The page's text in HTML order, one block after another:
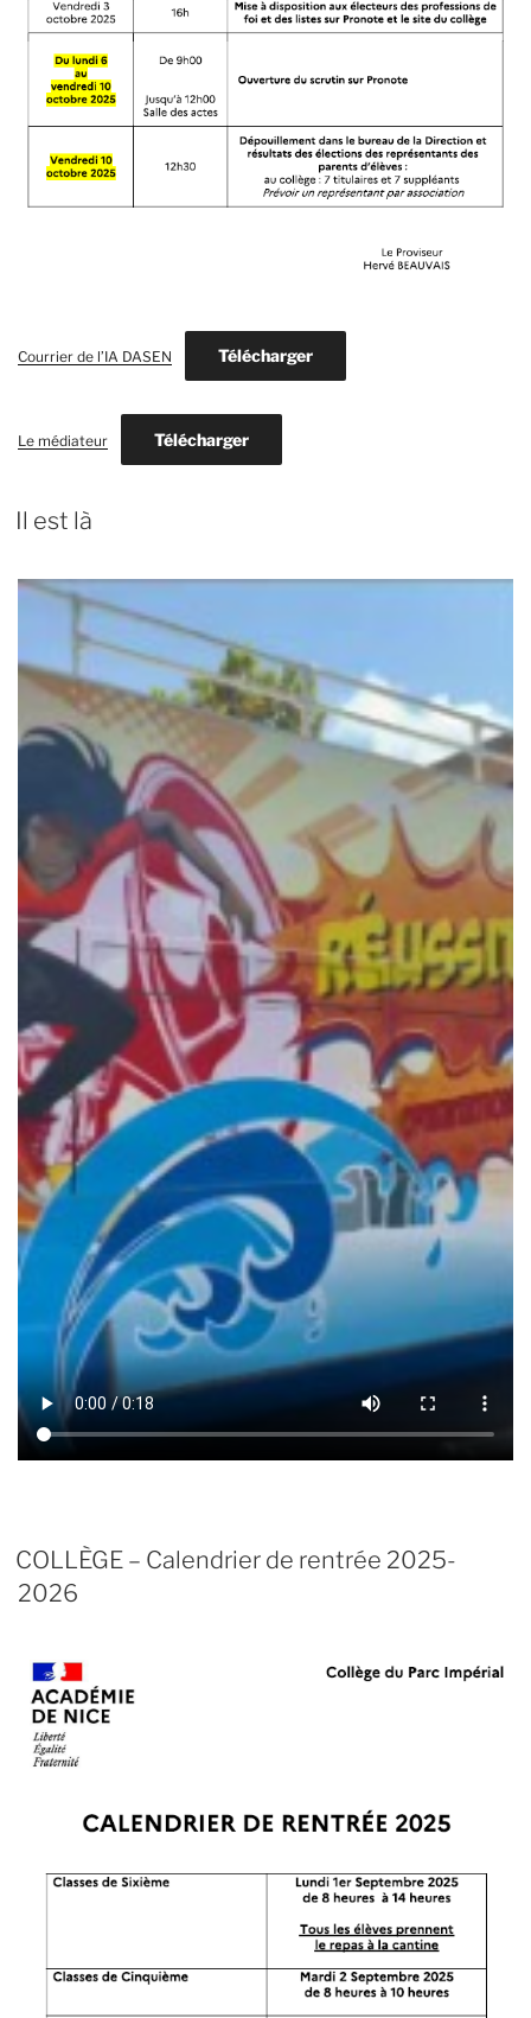
Courrier de l’IA DASEN Télécharger
Le médiateur Télécharger
Il est là
COLLÈGE – Calendrier de rentrée 2025-
2026